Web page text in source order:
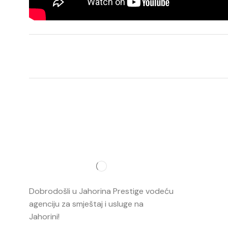
Dobrodošli u Jahorina Prestige vodeću
agenciju za smještaj i usluge na
Jahorini!